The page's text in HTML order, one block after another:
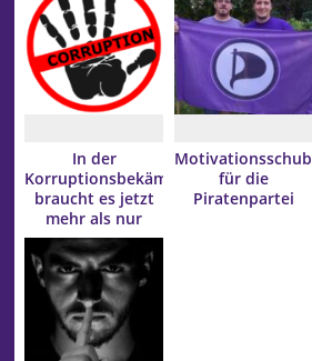
In der
Korruptionsbekämpfung
braucht es jetzt
mehr als nur
Lippenbekenntnisse
Motivationsschub
für die
Piratenpartei